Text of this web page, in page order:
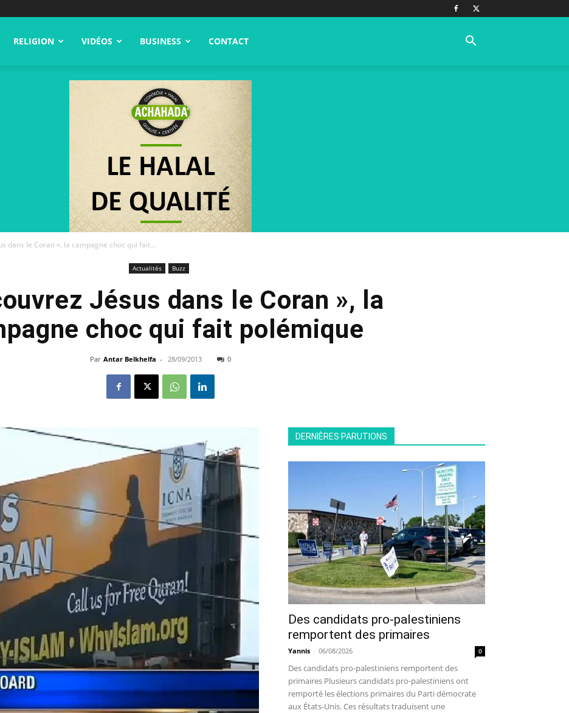
RELIGION VIDÉOS BUSINESS CONTACT
dans le Coran », la campagne choc qui fait...
Actualités Buzz
Jésus dans le Coran », la
choc qui fait polémique
Par Antar Belkhelfa - 28/09/2013 0
DERNIÈRES PARUTIONS
Des candidats pro-palestiniens
remportent des primaires
Yannis - 06/08/2026 0
Des candidats pro-palestiniens remportent des
primaires Plusieurs candidats pro-palestiniens ont
remporté les élections primaires du Parti démocrate
aux États-Unis. Ces résultats traduisent une